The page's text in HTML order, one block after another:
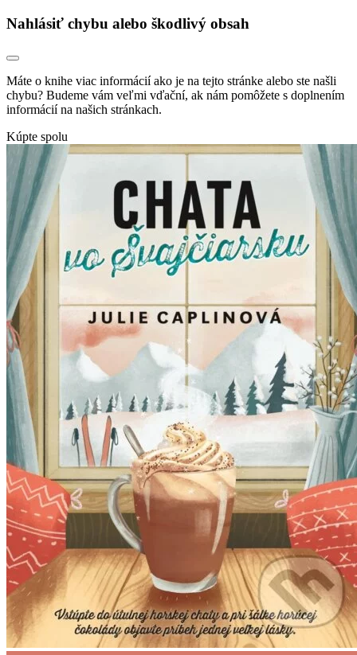
Nahlásiť chybu alebo škodlivý obsah
Máte o knihe viac informácií ako je na tejto stránke alebo ste našli
chybu? Budeme vám veľmi vďační, ak nám pomôžete s doplnením
informácií na našich stránkach.
Kúpte spolu